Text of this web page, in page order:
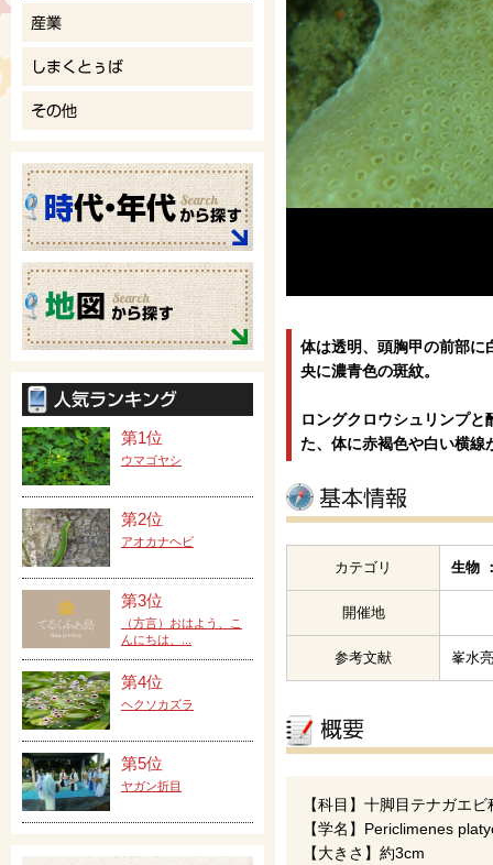
体は透明、頭胸甲の前部に
央に濃青色の斑紋。
ロングクロウシュリンプ
た、体に赤褐色や白い横線
カテゴリ 生物
開催地
参考文献 峯水
【科目】十脚目テナガエ
【学名】Periclimenes
【大きさ】約3cm
第1位
ウマゴヤシ
第2位
アオカナヘビ
第3位
（方言）おはよう、こ
んにちは、...
第4位
ヘクソカズラ
第5位
ヤガン折目